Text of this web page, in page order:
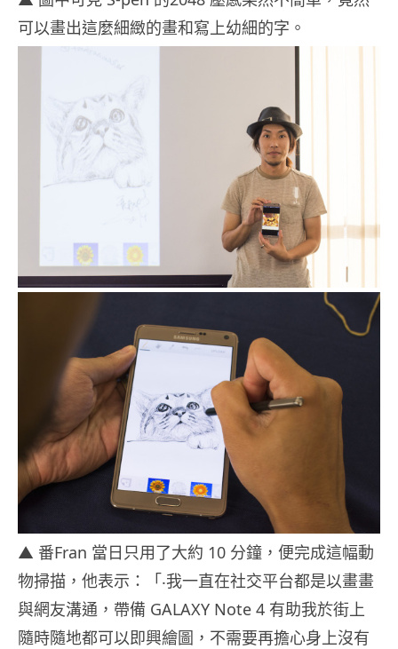
可以畫出這麼細緻的畫和寫上幼細的字。
▲ 番Fran 當日只用了大約 10 分鐘，便完成這幅動
物掃描，他表示：「‧我一直在社交平台都是以畫畫
與網友溝通，帶備 GALAXY Note 4 有助我於街上
隨時隨地都可以即興繪圖，不需要再擔心身上沒有